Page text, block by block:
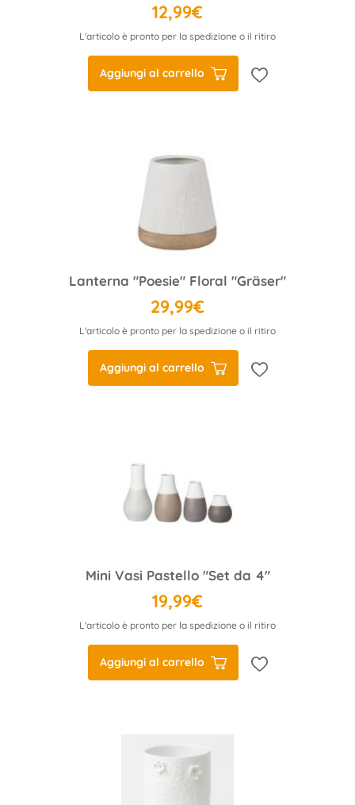
12,99€
L'articolo è pronto per la spedizione o il ritiro
Aggiungi al carrello
Lanterna "Poesie" Floral "Gräser"
29,99€
L'articolo è pronto per la spedizione o il ritiro
Aggiungi al carrello
Mini Vasi Pastello "Set da 4"
19,99€
L'articolo è pronto per la spedizione o il ritiro
Aggiungi al carrello